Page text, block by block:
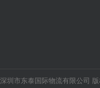
深圳市东泰国际物流有限公司 版